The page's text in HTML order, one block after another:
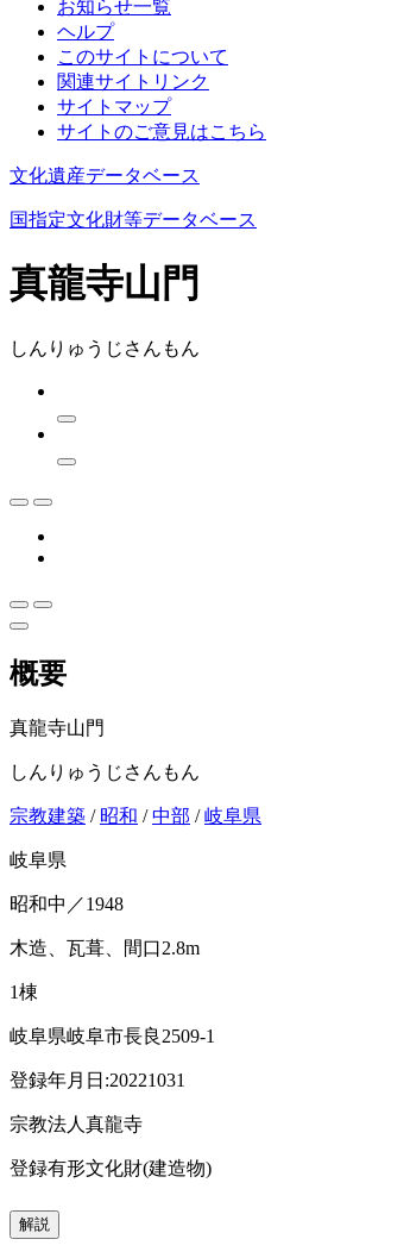
お知らせ一覧
ヘルプ
このサイトについて
関連サイトリンク
サイトマップ
サイトのご意見はこちら
文化遺産データベース
国指定文化財等データベース
真龍寺山門
しんりゅうじさんもん
概要
真龍寺山門
しんりゅうじさんもん
宗教建築 / 昭和 /中部 /岐阜県
岐阜県
昭和中／1948
木造、瓦葺、間口2.8m
1棟
岐阜県岐阜市長良2509-1
登録年月日:20221031
宗教法人真龍寺
登録有形文化財(建造物)
解説